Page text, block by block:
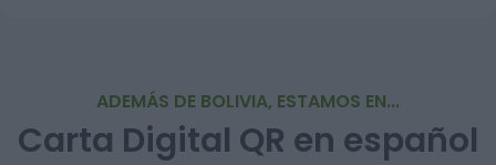
ADEMÁS DE BOLIVIA, ESTAMOS EN...
Carta Digital QR en español